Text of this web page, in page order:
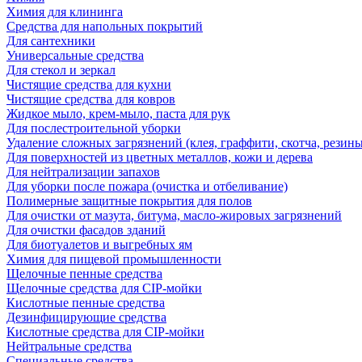
Химия для клининга
Средства для напольных покрытий
Для сантехники
Универсальные средства
Для стекол и зеркал
Чистящие средства для кухни
Чистящие средства для ковров
Жидкое мыло, крем-мыло, паста для рук
Для послестроительной уборки
Удаление сложных загрязнений (клея, граффити, скотча,
Для поверхностей из цветных металлов, кожи и дерева
Для нейтрализации запахов
Для уборки после пожара (очистка и отбеливание)
Полимерные защитные покрытия для полов
Для очистки от мазута, битума, масло-жировых загрязнений
Для очистки фасадов зданий
Для биотуалетов и выгребных ям
Химия для пищевой промышленности
Щелочные пенные средства
Щелочные средства для CIP-мойки
Кислотные пенные средства
Дезинфицирующие средства
Кислотные средства для CIP-мойки
Нейтральные средства